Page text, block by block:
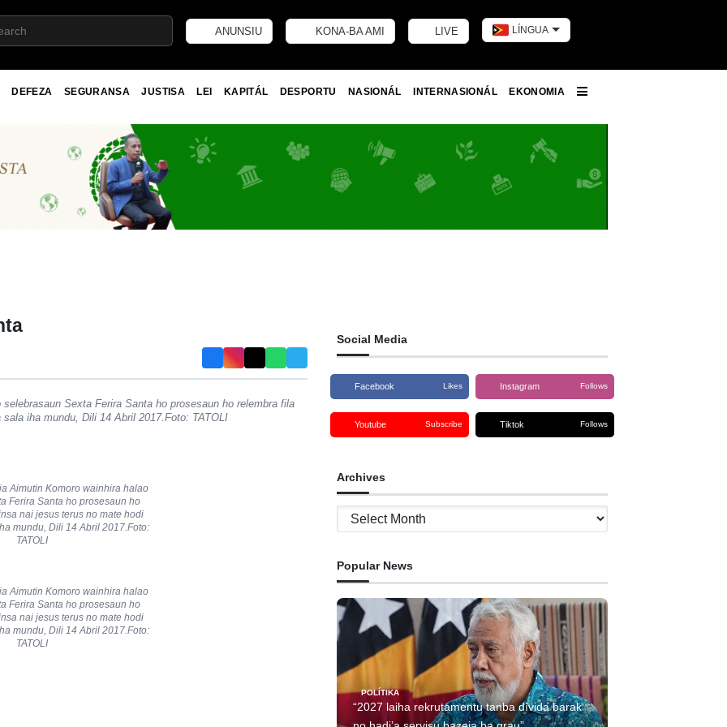
ANUNSIU KONA-BA AMI LIVE LÍNGUA
DEFEZA SEGURANSA JUSTISA LEI KAPITÁL DESPORTU NASIONÁL INTERNASIONÁL
EKONOMIA
Sexta Ferira Santa ho prosesaun ho relembra fila
iha mundu, Dili 14 Abril 2017.Foto: TATOLI
Aimutin Komoro wainhira halao
Ferira Santa ho prosesaun ho
nai jesus terus no mate hodi
mundu, Dili 14 Abril 2017.Foto:
TATOLI
Aimutin Komoro wainhira halao
Ferira Santa ho prosesaun ho
nai jesus terus no mate hodi
mundu, Dili 14 Abril 2017.Foto:
TATOLI
Social Media
Facebook Likes Instagram Follows
Youtube Subscribe Tiktok Follows
Archives
Archives
Popular News
POLÍTIKA
“2027 laiha rekrutamentu tanba dívida barak